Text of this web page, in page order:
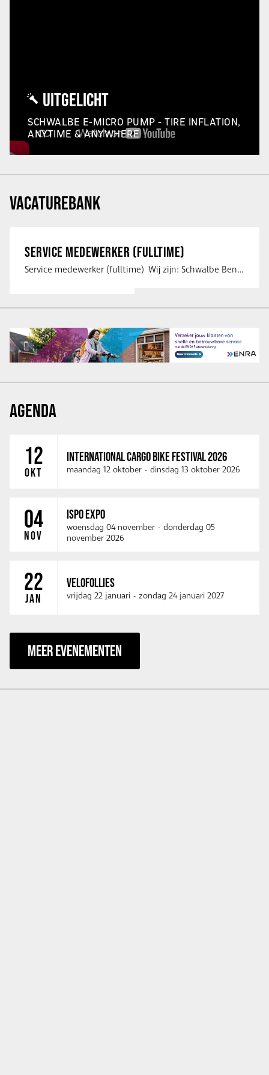
UITGELICHT
SCHWALBE E-MICRO PUMP - TIRE INFLATION,
ANYTIME & ANYWHERE
VACATUREBANK
SERVICE MEDEWERKER (FULLTIME)
Service medewerker (fulltime) Wij zijn: Schwalbe Benelux; merkeigenaar, …
AGENDA
12
OKT
INTERNATIONAL CARGO BIKE FESTIVAL 2026
maandag 12 oktober - dinsdag 13 oktober 2026
04
NOV
ISPO EXPO
woensdag 04 november - donderdag 05
november 2026
22
JAN
VELOFOLLIES
vrijdag 22 januari - zondag 24 januari 2027
MEER EVENEMENTEN